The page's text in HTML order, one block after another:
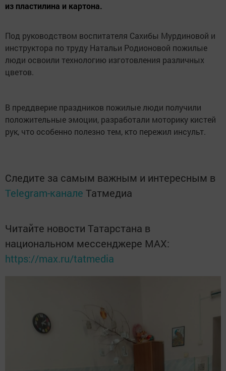
из пластилина и картона.
Под руководством воспитателя Сахибы Мурдиновой и
инструктора по труду Натальи Родионовой пожилые
люди освоили технологию изготовления различных
цветов.
В преддверие праздников пожилые люди получили
положительные эмоции, разработали моторику кистей
рук, что особенно полезно тем, кто пережил инсульт.
Следите за самым важным и интересным в
Telegram-канале Татмедиа
Читайте новости Татарстана в
национальном мессенджере MАХ:
https://max.ru/tatmedia